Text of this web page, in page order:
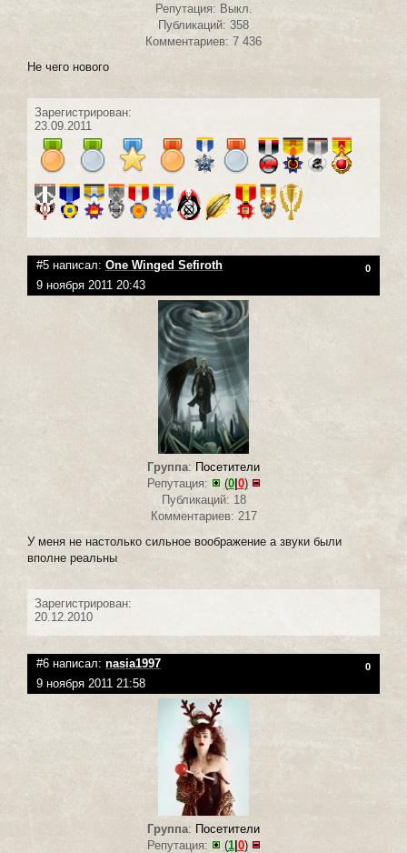
Репутация: Выкл.
Публикаций: 358
Комментариев: 7 436
Не чего нового
Зарегистрирован:
23.09.2011
#5 написал: One Winged Sefiroth 0
9 ноября 2011 20:43
Группа: Посетители
Репутация:
(0| 0)
Публикаций: 18
Комментариев: 217
У меня не настолько сильное воображение а звуки были
вполне реальны
Зарегистрирован:
20.12.2010
#6 написал: nasia1997 0
9 ноября 2011 21:58
Группа: Посетители
Репутация:
(1|0)